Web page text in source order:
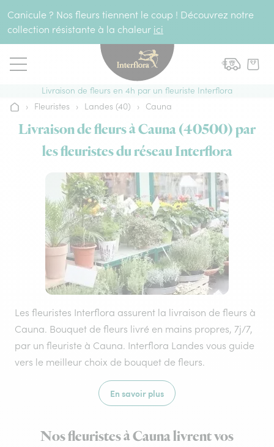
Canicule ? Nos fleurs tiennent le coup ! Découvrez notre
collection résistante à la chaleur ici
Livraison de fleurs en 4h par un fleuriste Interflora
Accueil
› Fleuristes › Landes (40) › Cauna
Livraison de fleurs à Cauna (40500) par
les fleuristes du réseau Interflora
Les fleuristes Interflora assurent la livraison de fleurs à
Cauna. Bouquet de fleurs livré en mains propres, 7j/7,
par un fleuriste à Cauna. Interflora Landes vous guide
vers le meilleur choix de bouquet de fleurs.
En savoir plus
Nos fleuristes à Cauna livrent vos